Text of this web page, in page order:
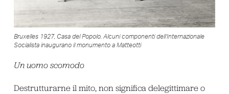
Bruxelles 1927, Casa del Popolo. Alcuni componenti dell’Internazionale
Socialista inaugurano il monumento a Matteotti
Un uomo scomodo
Destrutturarne il mito, non significa delegittimare o